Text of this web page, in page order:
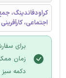
کراودفاندینگ،
اجتماعی، کارآفرینی
برای
زمان
دکمه سبز